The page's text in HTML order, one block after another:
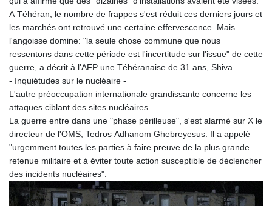
A Téhéran, le nombre de frappes s'est réduit ces derniers jours et
les marchés ont retrouvé une certaine effervescence. Mais
l'angoisse domine: "la seule chose commune que nous
ressentons dans cette période est l'incertitude sur l'issue" de cette
guerre, a décrit à l'AFP une Téhéranaise de 31 ans, Shiva.
- Inquiétudes sur le nucléaire -
L'autre préoccupation internationale grandissante concerne les
attaques ciblant des sites nucléaires.
La guerre entre dans une "phase périlleuse", s'est alarmé sur X le
directeur de l'OMS, Tedros Adhanom Ghebreyesus. Il a appelé
"urgemment toutes les parties à faire preuve de la plus grande
retenue militaire et à éviter toute action susceptible de déclencher
des incidents nucléaires".